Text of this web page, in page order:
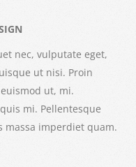
nec, vulputate eget,
ut nisi. Proin
ut, mi.
mi. Pellentesque
massa imperdiet quam.